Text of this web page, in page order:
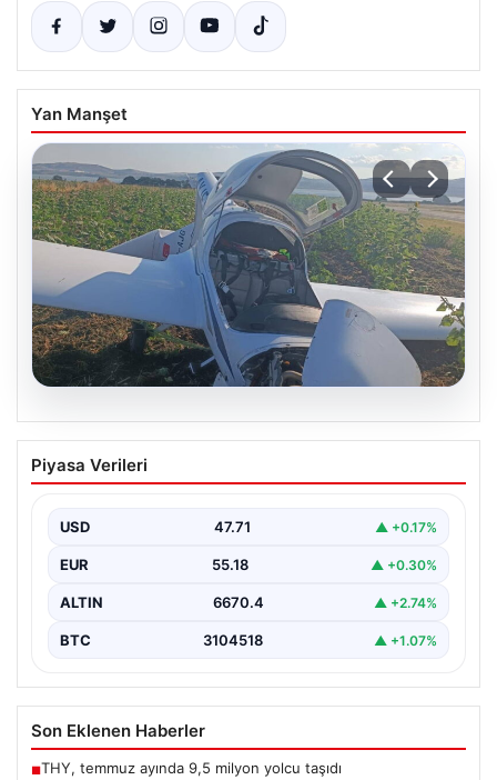
Yan Manşet
06.08.2026
Uçak sert iniş yaptı: Pilot yaralandı
Piyasa Verileri
USD 47.71 ▲ +0.17%
EUR 55.18 ▲ +0.30%
ALTIN 6670.4 ▲ +2.74%
BTC 3104518 ▲ +1.07%
Son Eklenen Haberler
■THY, temmuz ayında 9,5 milyon yolcu taşıdı